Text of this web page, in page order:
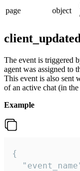
page
object
client_updated
The event is triggered
agent was assigned to
This event is also sent
of an active chat (in
Example
{